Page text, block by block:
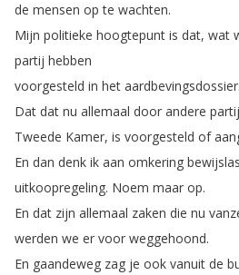
de mensen op te wachten.
Mijn politieke hoogtepunt is dat, wat
partij hebben
voorgesteld in het aardbevingsdossier
Dat dat nu allemaal door andere
Tweede Kamer, is voorgesteld of
En dan denk ik aan omkering
uitkoopregeling. Noem maar op.
En dat zijn allemaal zaken die nu
werden we er voor weggehoond.
En gaandeweg zag je ook vanuit de